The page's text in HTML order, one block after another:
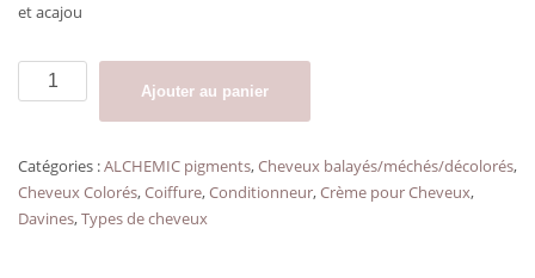
et acajou
quantité
de
rouge
ALCHEMIC
DAVINES
Ajouter au panier
Catégories :ALCHEMIC pigments,Cheveux balayés/méchés/décolorés,
Cheveux Colorés,Coiffure,Conditionneur,Crème pour Cheveux,
Davines,Types de cheveux